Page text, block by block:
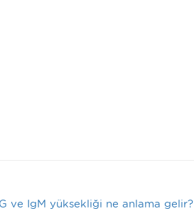
ve IgM yüksekliği ne anlama gelir?